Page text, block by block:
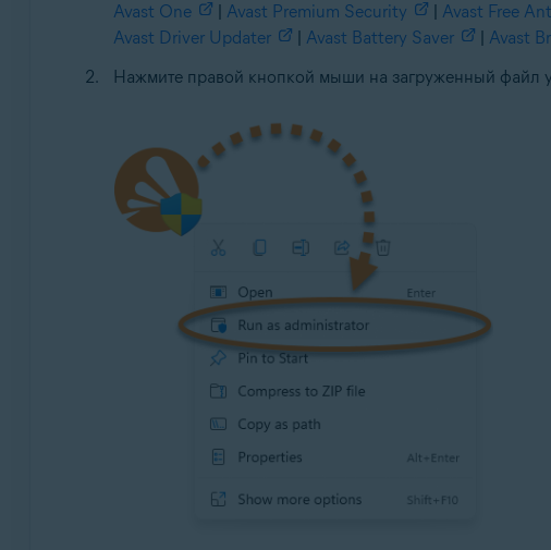
Avast One | Avast Premium Security | Avast Free
Avast Driver Updater
| Avast Battery Saver | Avast
Нажмите правой кнопкой мыши на загруженный файл